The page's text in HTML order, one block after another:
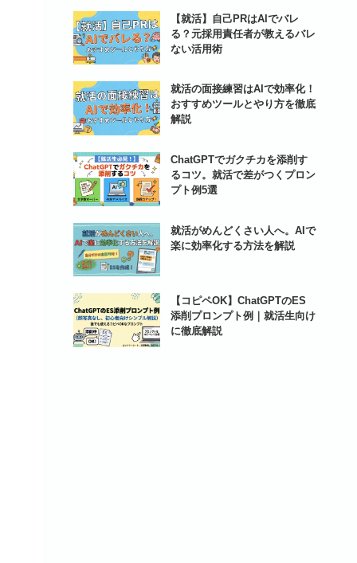
【就活】自己PRはAIでバレ
る？元採用責任者が教えるバレ
ない活用術
就活の面接練習はAIで効率化！
おすすめツールとやり方を徹底
解説
ChatGPTでガクチカを添削す
るコツ。就活で差がつくプロン
プト例5選
就活がめんどくさい人へ。AIで
楽に効率化する方法を解説
【コピペOK】ChatGPTのES
添削プロンプト例｜就活生向け
に徹底解説